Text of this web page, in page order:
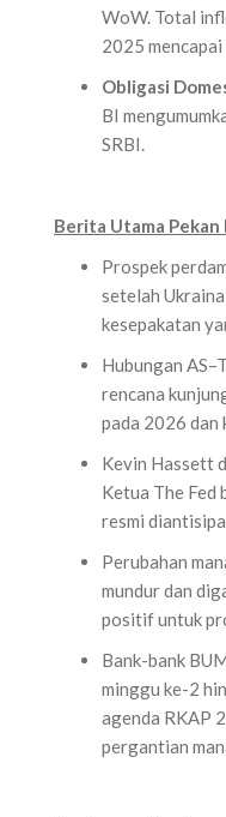
WoW. Total
2025
Obligasi
BI
SRBI.
Berita Utama Pekan
Prospek
setelah
kesepakatan
Hubungan
rencana
pada 2026 dan
Kevin Hassett
Ketua The Fed
resmi
Perubahan
mundur dan
positif untuk
Bank-bank
minggu ke-2
agenda RKAP
pergantian